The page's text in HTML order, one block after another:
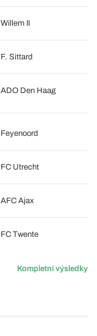
Willem II
F. Sittard
ADO Den Haag
Feyenoord
FC Utrecht
AFC Ajax
FC Twente
Kompletní výsledky